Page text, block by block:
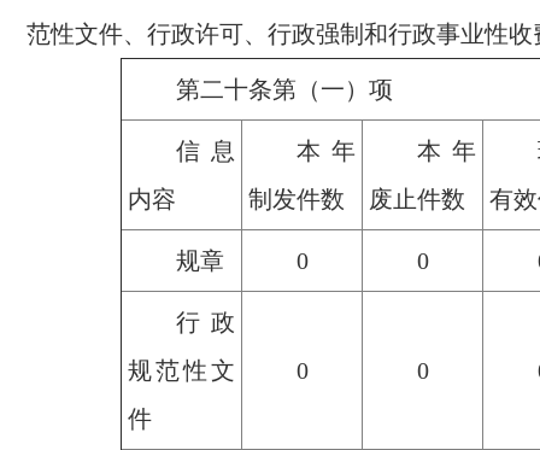
范性文件、行政许可、行政强制和行政事业性收
第二十条第（一）项
信息
内容
本年
制发件数
本年
废止件数
有
规章 0 0
行政
规范性文
件
0 0